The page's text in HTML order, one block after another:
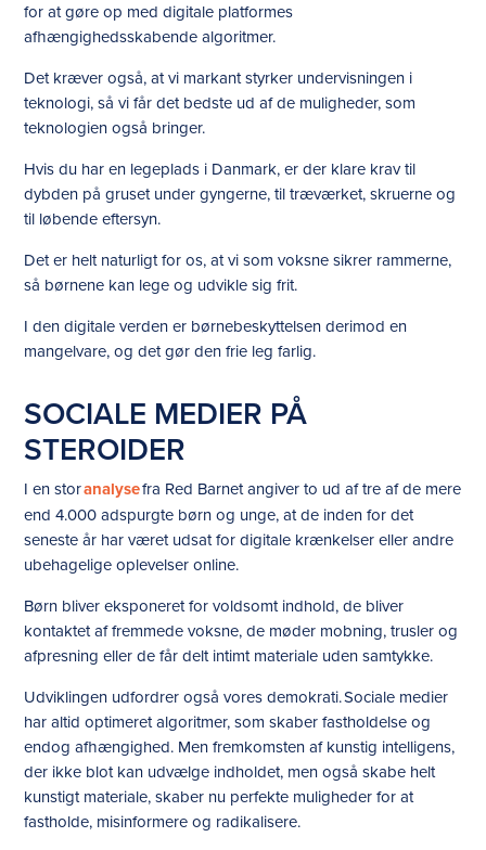
for at gøre op med digitale platformes
afhængighedsskabende algoritmer.
Det kræver også, at vi markant styrker undervisningen i
teknologi, så vi får det bedste ud af de muligheder, som
teknologien også bringer.
Hvis du har en legeplads i Danmark, er der klare krav til
dybden på gruset under gyngerne, til træværket, skruerne og
til løbende eftersyn.
Det er helt naturligt for os, at vi som voksne sikrer rammerne,
så børnene kan lege og udvikle sig frit.
I den digitale verden er børnebeskyttelsen derimod en
mangelvare, og det gør den frie leg farlig.
SOCIALE MEDIER PÅ
STEROIDER
I en storanalysefra Red Barnet angiver to ud af tre af de mere
end 4.000 adspurgte børn og unge, at de inden for det
seneste år har været udsat for digitale krænkelser eller andre
ubehagelige oplevelser online.
Børn bliver eksponeret for voldsomt indhold, de bliver
kontaktet af fremmede voksne, de møder mobning, trusler og
afpresning eller de får delt intimt materiale uden samtykke.
Udviklingen udfordrer også vores demokrati. Sociale medier
har altid optimeret algoritmer, som skaber fastholdelse og
endog afhængighed. Men fremkomsten af kunstig intelligens,
der ikke blot kan udvælge indholdet, men også skabe helt
kunstigt materiale, skaber nu perfekte muligheder for at
fastholde, misinformere og radikalisere.